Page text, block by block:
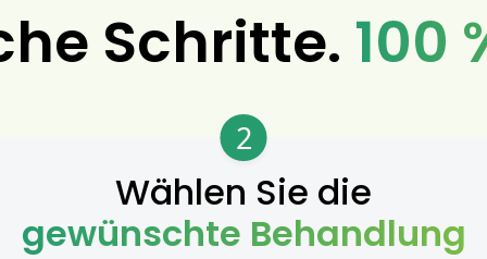
Schritte. 100
2
Wählen Sie die
gewünschte Behandlung